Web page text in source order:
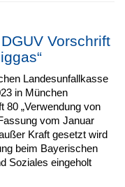
Vorschrift
Landesunfallkasse
in München
80 „Verwendung von
vom Januar
Kraft gesetzt wird
beim Bayerischen
Soziales eingeholt